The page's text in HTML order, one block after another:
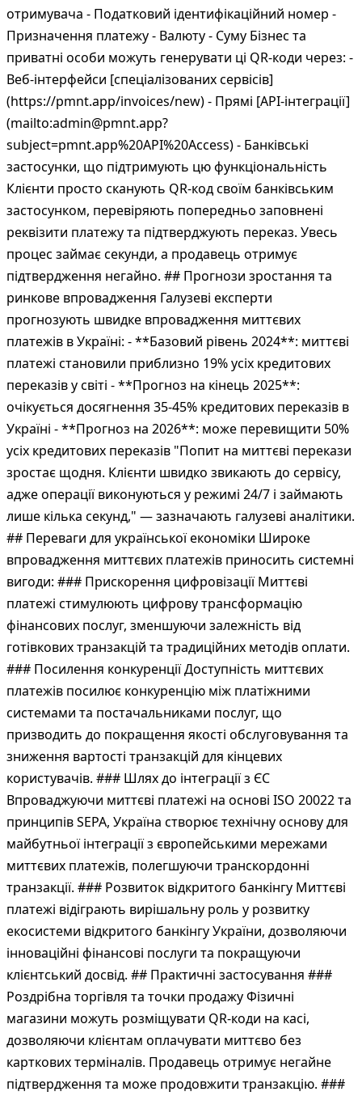
отримувача - Податковий ідентифікаційний номер -
Призначення платежу - Валюту - Суму Бізнес та
приватні особи можуть генерувати ці QR-коди через: -
Веб-інтерфейси [спеціалізованих сервісів]
(https://pmnt.app/invoices/new) - Прямі [API-інтеграції]
(mailto:admin@pmnt.app?
subject=pmnt.app%20API%20Access) - Банківські
застосунки, що підтримують цю функціональність
Клієнти просто сканують QR-код своїм банківським
застосунком, перевіряють попередньо заповнені
реквізити платежу та підтверджують переказ. Увесь
процес займає секунди, а продавець отримує
підтвердження негайно. ## Прогнози зростання та
ринкове впровадження Галузеві експерти
прогнозують швидке впровадження миттєвих
платежів в Україні: - **Базовий рівень 2024**: миттєві
платежі становили приблизно 19% усіх кредитових
переказів у світі - **Прогноз на кінець 2025**:
очікується досягнення 35-45% кредитових переказів в
Україні - **Прогноз на 2026**: може перевищити 50%
усіх кредитових переказів "Попит на миттєві перекази
зростає щодня. Клієнти швидко звикають до сервісу,
адже операції виконуються у режимі 24/7 і займають
лише кілька секунд," — зазначають галузеві аналітики.
## Переваги для української економіки Широке
впровадження миттєвих платежів приносить системні
вигоди: ### Прискорення цифровізації Миттєві
платежі стимулюють цифрову трансформацію
фінансових послуг, зменшуючи залежність від
готівкових транзакцій та традиційних методів оплати.
### Посилення конкуренції Доступність миттєвих
платежів посилює конкуренцію між платіжними
системами та постачальниками послуг, що
призводить до покращення якості обслуговування та
зниження вартості транзакцій для кінцевих
користувачів. ### Шлях до інтеграції з ЄС
Впроваджуючи миттєві платежі на основі ISO 20022 та
принципів SEPA, Україна створює технічну основу для
майбутньої інтеграції з європейськими мережами
миттєвих платежів, полегшуючи транскордонні
транзакції. ### Розвиток відкритого банкінгу Миттєві
платежі відіграють вирішальну роль у розвитку
екосистеми відкритого банкінгу України, дозволяючи
інноваційні фінансові послуги та покращуючи
клієнтський досвід. ## Практичні застосування ###
Роздрібна торгівля та точки продажу Фізичні
магазини можуть розміщувати QR-коди на касі,
дозволяючи клієнтам оплачувати миттєво без
карткових терміналів. Продавець отримує негайне
підтвердження та може продовжити транзакцію. ###